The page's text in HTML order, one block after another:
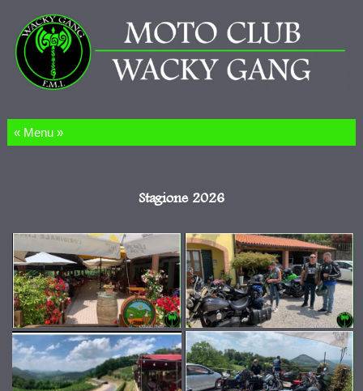
Salta al contenuto
Stagione 2026